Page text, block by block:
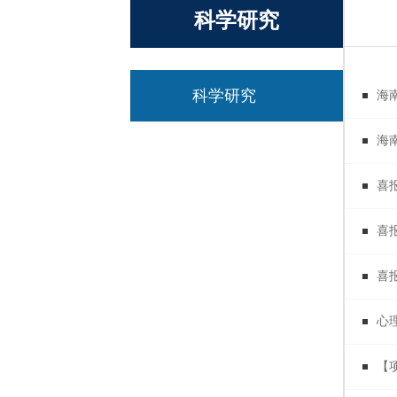
科学研究
科学研究 海
海
喜
喜
喜
心